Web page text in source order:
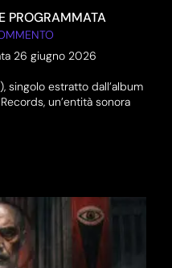
PROGRAMMATA
26 giugno 2026
singolo estratto dall’album
un’entità sonora